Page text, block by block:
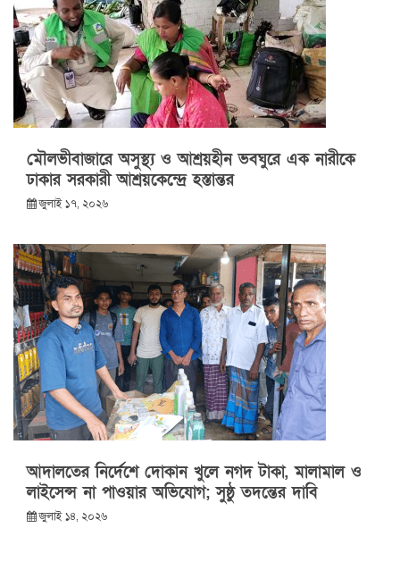
মৌলভীবাজারে অসুস্থ্য ও আশ্রয়হীন ভবঘুরে এক নারীকে
ঢাকার সরকারী আশ্রয়কেন্দ্রে হস্তান্তর
জুলাই ১৭, ২০২৬
আদালতের নির্দেশে দোকান খুলে নগদ টাকা, মালামাল ও
লাইসেন্স না পাওয়ার অভিযোগ; সুষ্ঠু তদন্তের দাবি
জুলাই ১৪, ২০২৬